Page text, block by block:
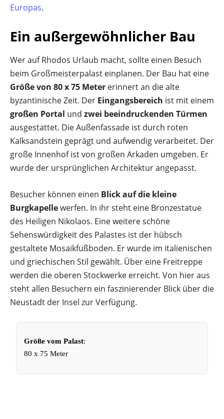
Europas.
Ein außergewöhnlicher Bau
Wer auf Rhodos Urlaub macht, sollte einen Besuch
beim Großmeisterpalast einplanen. Der Bau hat eine
Größe von 80 x 75 Meter erinnert an die alte
byzantinische Zeit. Der Eingangsbereich ist mit einem
großen Portal und zwei beeindruckenden Türmen
ausgestattet. Die Außenfassade ist durch roten
Kalksandstein geprägt und aufwendig verarbeitet. Der
große Innenhof ist von großen Arkaden umgeben. Er
wurde der ursprünglichen Architektur angepasst.
Besucher können einen Blick auf die kleine
Burgkapellewerfen. In ihr steht eine Bronzestatue
des Heiligen Nikolaos. Eine weitere schöne
Sehenswürdigkeit des Palastes ist der hübsch
gestaltete Mosaikfußboden. Er wurde im italienischen
und griechischen Stil gewählt. Über eine Freitreppe
werden die oberen Stockwerke erreicht. Von hier aus
steht allen Besuchern ein faszinierender Blick über die
Neustadt der Insel zur Verfügung.
Größe vom Palast:
80 x 75 Meter